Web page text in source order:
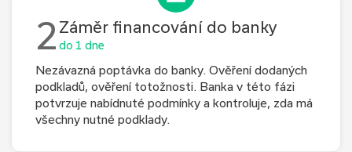
2 Záměr financování do banky
do 1 dne
Nezávazná poptávka do banky. Ověření dodaných
podkladů, ověření totožnosti. Banka v této fázi
potvrzuje nabídnuté podmínky a kontroluje, zda má
všechny nutné podklady.